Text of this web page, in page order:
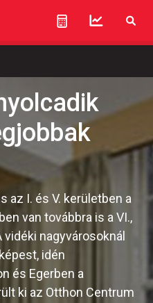
az I. és V. kerületben a
van továbbra is a VI.,
vidéki nagyvárosoknál
idén
és Egerben a
ki az Otthon Centrum